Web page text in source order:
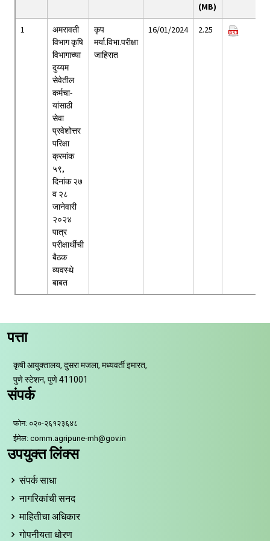
(MB)
1
अमरावती
विभाग कृषि
विभागाच्या
दुय्यम
सेवेतील
कर्मचा-
यांसाठी
सेवा
प्रवेशोत्तर
परिक्षा
क्रमांक
५९,
दिनांक २७
व २८
जानेवारी
२०२४
पात्र
परीक्षार्थीची
बैठक
व्यवस्थे
बाबत
कृप
मर्या.विभा.परीक्षा
जाहिरात
16/01/2024 2.25
पत्ता
कृषी आयुक्तालय, दुसरा मजला, मध्यवर्ती इमारत,
पुणे स्टेशन, पुणे 411001
संपर्क
फोन: ०२०-२६१२३६४८
ईमेल: comm.agripune-mh@gov.in
उपयुक्त लिंक्स
संपर्क साधा
नागरिकांची सनद
माहितीचा अधिकार
गोपनीयता धोरण